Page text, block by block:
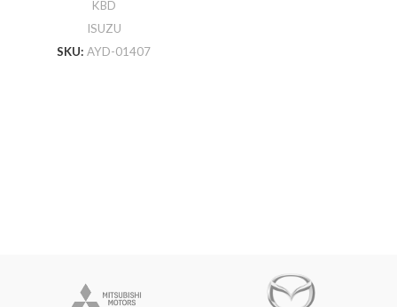
KBD
ISUZU
SKU: AYD-01407